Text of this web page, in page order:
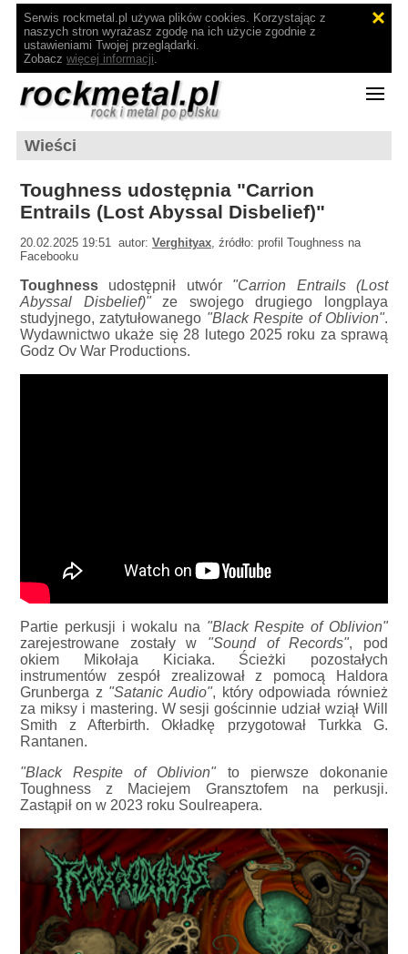
Serwis rockmetal.pl używa plików cookies. Korzystając z
naszych stron wyrażasz zgodę na ich użycie zgodnie z
ustawieniami Twojej przeglądarki.
Zobacz więcej informacji.
Wieści
Toughness udostępnia "Carrion
Entrails (Lost Abyssal Disbelief)"
20.02.2025 19:51 autor:Verghityax, źródło: profil Toughness na
Facebooku
Toughness udostępnił utwór "Carrion Entrails (Lost
Abyssal Disbelief)" ze swojego drugiego longplaya
studyjnego, zatytułowanego "Black Respite of Oblivion".
Wydawnictwo ukaże się 28 lutego 2025 roku za sprawą
Godz Ov War Productions.
Partie perkusji i wokalu na "Black Respite of Oblivion"
zarejestrowane zostały w "Sound of Records", pod
okiem Mikołaja Kiciaka. Ścieżki pozostałych
instrumentów zespół zrealizował z pomocą Haldora
Grunberga z "Satanic Audio", który odpowiada również
za miksy i mastering. W sesji gościnnie udział wziął Will
Smith z Afterbirth. Okładkę przygotował Turkka G.
Rantanen.
"Black Respite of Oblivion" to pierwsze dokonanie
Toughness z Maciejem Gransztofem na perkusji.
Zastąpił on w 2023 roku Soulreapera.